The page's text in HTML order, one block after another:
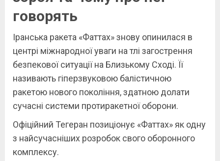
говорять
Іранська ракета «Фаттах» знову опинилася в
центрі міжнародної уваги на тлі загострення
безпекової ситуації на Близькому Сході. Її
називають гіперзвуковою балістичною
ракетою нового покоління, здатною долати
сучасні системи протиракетної оборони.
Офіційний Тегеран позиціонує «Фаттах» як одну
з найсучасніших розробок свого оборонного
комплексу.